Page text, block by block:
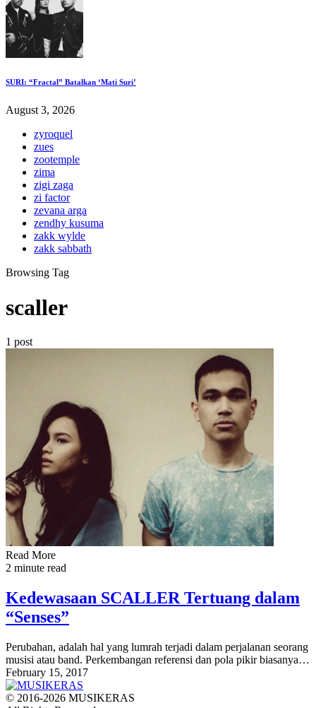
SURI: “Fractal” Batalkan ‘Mati Suri’
August 3, 2026
zyroquel
zues
zootemple
zima
zigi zaga
zi factor
zevana arga
zendhy kusuma
zakk wylde
zakk sabbath
Browsing Tag
scaller
1 post
Read More
2 minute read
Kedewasaan SCALLER Tertuang dalam
“Senses”
Perubahan, adalah hal yang lumrah terjadi dalam perjalanan seorang
musisi atau band. Perkembangan referensi dan pola pikir biasanya…
February 15, 2017
© 2016-2026 MUSIKERAS